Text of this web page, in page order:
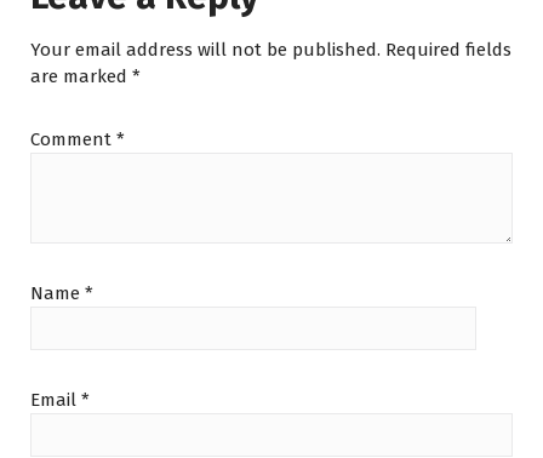
Your email address will not be published. Required fields
are marked *
Comment *
Name *
Email *